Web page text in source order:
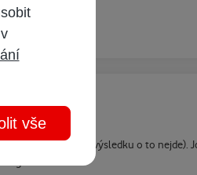
rozdíl, ale ve výsledku o to nejde).
vše